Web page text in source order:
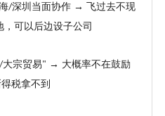
/深圳当面协作 → 飞过去不现
可以后边设子公司
大宗贸易" → 大概率不在鼓励
税拿不到